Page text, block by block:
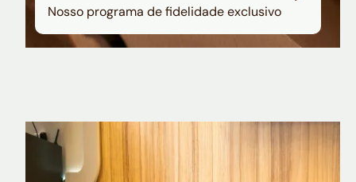
Nosso programa de fidelidade exclusivo